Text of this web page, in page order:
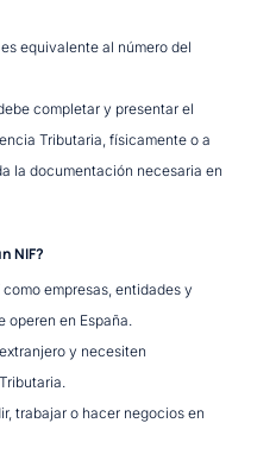
equivalente al número del
completar y presentar el
Tributaria, físicamente o a
la documentación necesaria en
NIF?
empresas, entidades y
en España.
y necesiten
trabajar o hacer negocios en